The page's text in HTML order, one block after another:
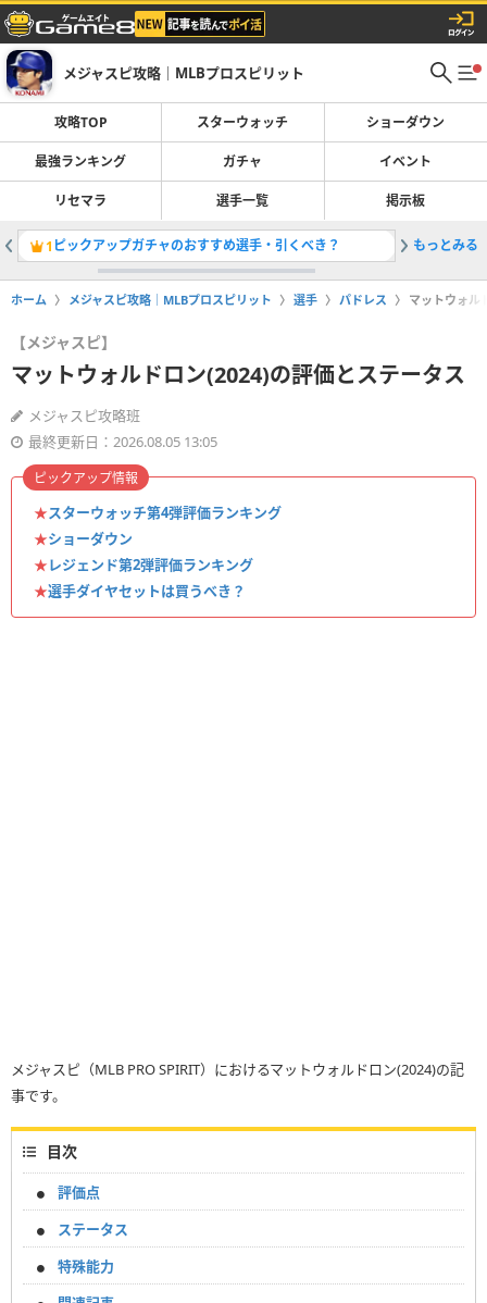
メジャスピ攻略｜MLBプロスピリット
攻略TOP スターウォッチ ショーダウン
最強ランキング ガチャ イベント
リセマラ 選手一覧 掲示板
1 ピックアップガチャのおすすめ選手・引くべき？ 2ガチャ
もっとみる
ホーム メジャスピ攻略｜MLBプロスピリット 選手 パドレス マットウォル
【メジャスピ】
マットウォルドロン(2024)の評価とステータス
メジャスピ攻略班
最終更新日：2026.08.05 13:05
★スターウォッチ第4弾評価ランキング
★ショーダウン
★レジェンド第2弾評価ランキング
★選手ダイヤセットは買うべき？
ピックアップ情報
メジャスピ（MLB PRO SPIRIT）におけるマットウォルドロン(2024)の記
事です。
目次
評価点
ステータス
特殊能力